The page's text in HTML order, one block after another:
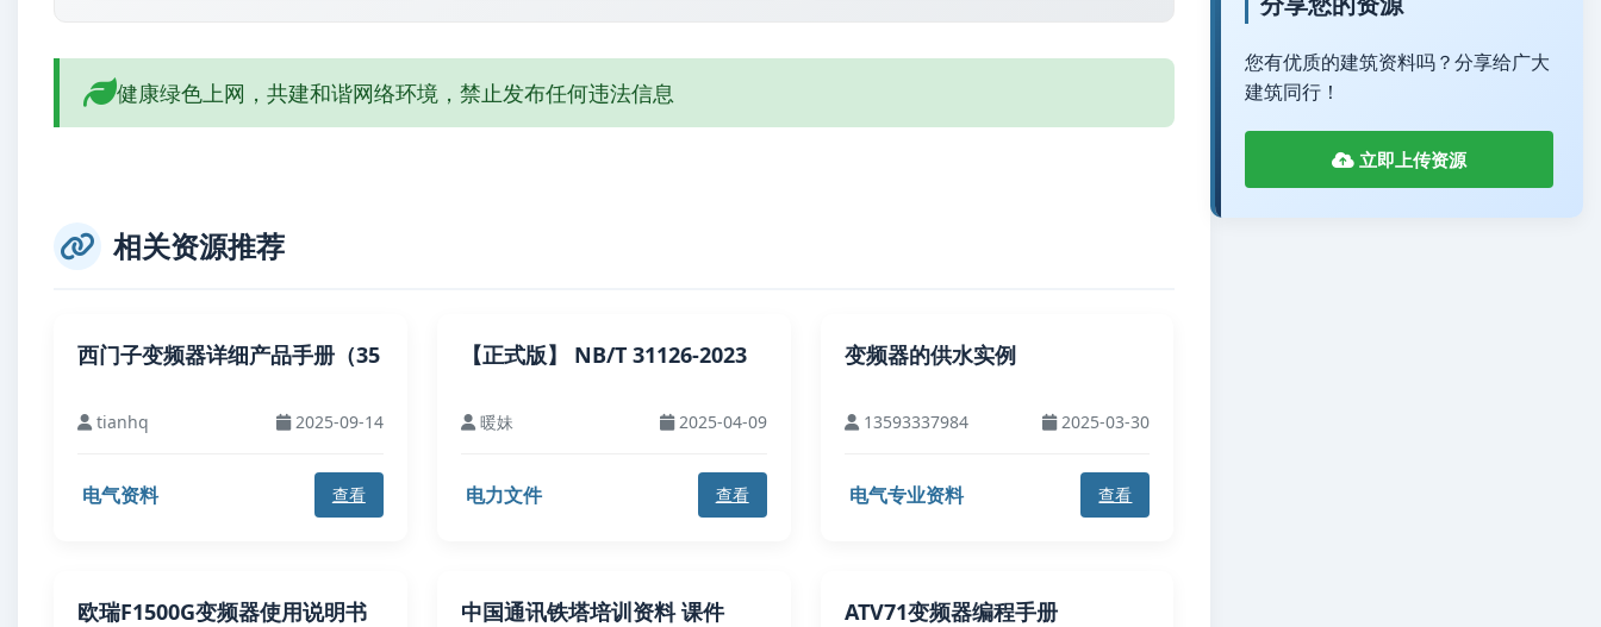
健康绿色上网，共建和谐网络环境，禁止发布任何违法信息
相关资源推荐
西门子变频器详细产品手册（35
tianhq 2025-09-14
电气资料 查看
【正式版】 NB/T 31126-2023
暖妹 2025-04-09
电力文件 查看
变频器的供水实例
13593337984 2025-03-30
电气专业资料 查看
欧瑞F1500G变频器使用说明书 中国通讯铁塔培训资料 课件 ATV71变频器编程手册
您有优质的建筑资料吗？分享给广大
建筑同行！
立即上传资源